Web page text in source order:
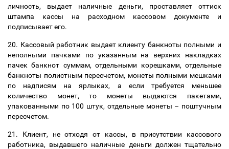
личность, выдает наличные деньги, проставляет оттиск
штампа кассы на расходном кассовом документе и
подписывает его.
20. Кассовый работник выдает клиенту банкноты полными и
неполными пачками по указанным на верхних накладках
пачек банкнот суммам, отдельными корешками, отдельные
банкноты полистным пересчетом, монеты полными мешками
по надписям на ярлыках, а если требуется меньшее
количество монет, то монеты выдаются пакетами,
упакованными по 100 штук, отдельные монеты – поштучным
пересчетом.
21. Клиент, не отходя от кассы, в присутствии кассового
работника, выдавшего наличные деньги должен тщательно